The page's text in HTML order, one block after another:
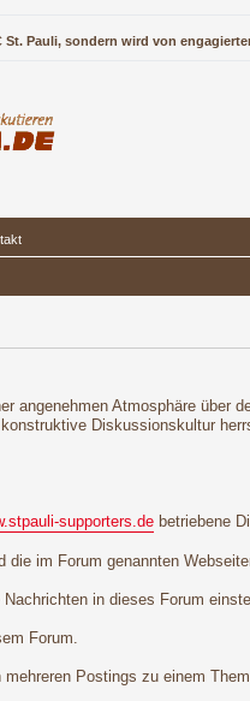
Pauli, sondern wird von
angenehmen Atmosphäre
Diskussionskultur
supporters.de betriebene
im Forum genannten
in dieses Forum
Forum.
mehreren Postings zu einem